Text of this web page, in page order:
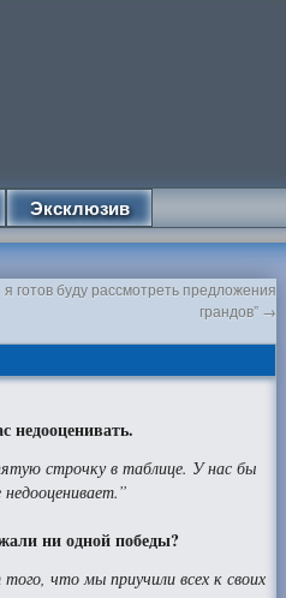
Эксклюзив
готов буду рассмотреть предложения
грандов” →
недооценивать.
строчку в таблице. У нас бы
ни одной победы?
что мы приучили всех к своих